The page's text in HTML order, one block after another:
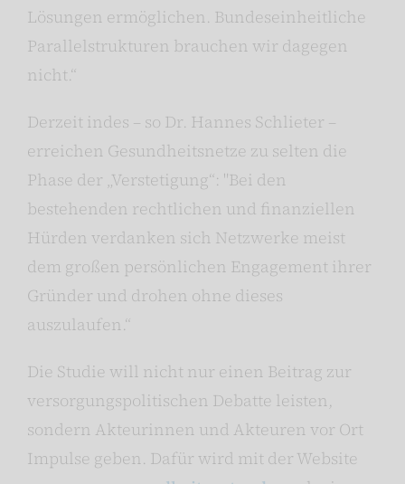
Lösungen ermöglichen. Bundeseinheitliche
Parallelstrukturen brauchen wir dagegen
nicht.“
Derzeit indes – so Dr. Hannes Schlieter –
erreichen Gesundheitsnetze zu selten die
Phase der „Verstetigung“: "Bei den
bestehenden rechtlichen und finanziellen
Hürden verdanken sich Netzwerke meist
dem großen persönlichen Engagement ihrer
Gründer und drohen ohne dieses
auszulaufen.“
Die Studie will nicht nur einen Beitrag zur
versorgungspolitischen Debatte leisten,
sondern Akteurinnen und Akteuren vor Ort
Impulse geben. Dafür wird mit der Website